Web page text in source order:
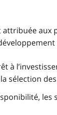
attribuée
à
sélection des
les